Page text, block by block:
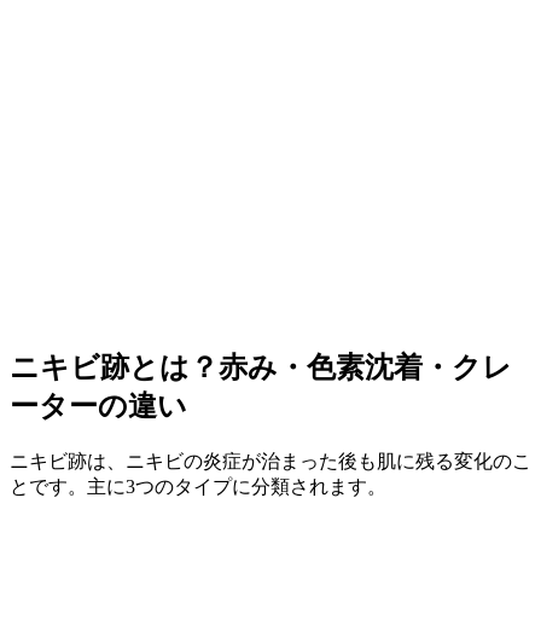
ニキビ跡とは？赤み・色素沈着・クレ
ーターの違い
ニキビ跡は、ニキビの炎症が治まった後も肌に残る変化のこ
とです。主に3つのタイプに分類されます。